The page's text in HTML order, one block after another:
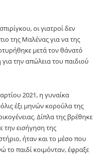
οι γιατροί δεν
της Μαλένας για να της
μετά τον θάνατό
την απώλεια του παιδιού
2021, η γυναίκα
έξι μηνών κορούλα της
Δίπλα της βρέθηκε
εισήγηση της
ήταν και το μέσο που
το παιδί κοιμόνταν, έφραξε